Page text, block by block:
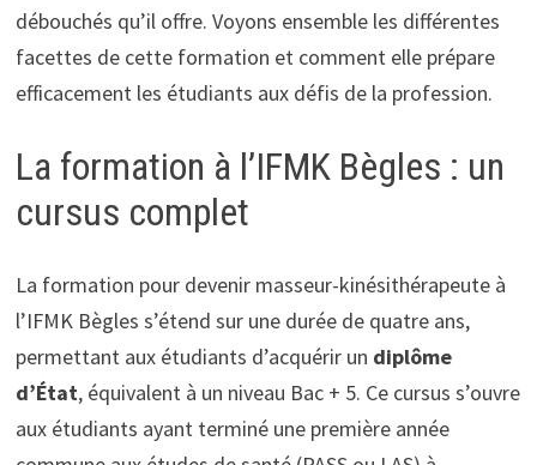
débouchés qu’il offre. Voyons ensemble les différentes
facettes de cette formation et comment elle prépare
efficacement les étudiants aux défis de la profession.
La formation à l’IFMK Bègles : un
cursus complet
La formation pour devenir masseur-kinésithérapeute à
l’IFMK Bègles s’étend sur une durée de quatre ans,
permettant aux étudiants d’acquérir un diplôme
d’État, équivalent à un niveau Bac + 5. Ce cursus s’ouvre
aux étudiants ayant terminé une première année